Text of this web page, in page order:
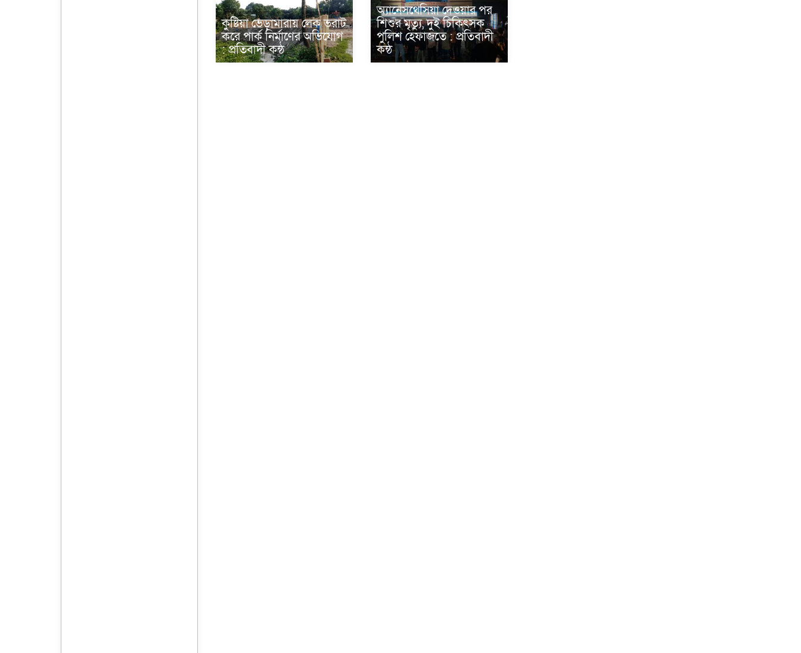
কুষ্টিয়া ভেড়ামারায় লেক ভরাট
করে পার্ক নির্মাণের অভিযোগ
: প্রতিবাদী কন্ঠ
অ্যানেসথেসিয়া দেওয়ার পর
শিশুর মৃত্যু, দুই চিকিৎসক
পুলিশ হেফাজতে : প্রতিবাদী
কন্ঠ